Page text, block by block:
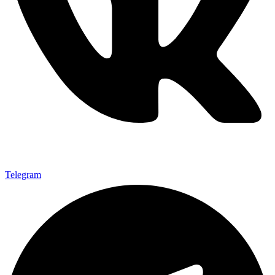
Telegram